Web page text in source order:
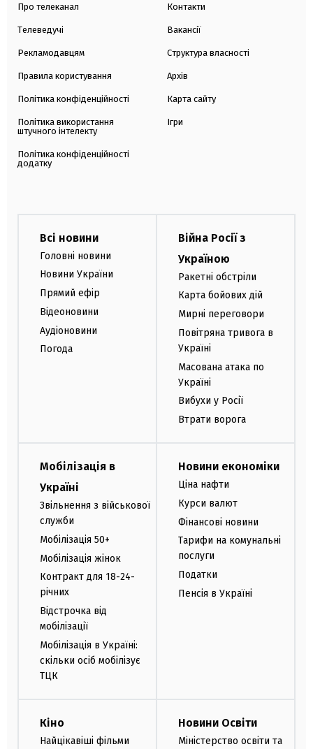
Про телеканал
Телеведучі
Рекламодавцям
Правила користування
Політика конфіденційності
Політика використання
штучного інтелекту
Політика конфіденційності
додатку
Контакти
Вакансії
Структура власності
Архів
Карта сайту
Ігри
Всі новини
Головні новини
Новини України
Прямий ефір
Відеоновини
Аудіоновини
Погода
Війна Росії з
Україною
Ракетні обстріли
Карта бойових дій
Мирні переговори
Повітряна тривога в
Україні
Масована атака по
Україні
Вибухи у Росії
Втрати ворога
Мобілізація в
Україні
Звільнення з військової
служби
Мобілізація 50+
Мобілізація жінок
Контракт для 18-24-
річних
Відстрочка від
мобілізації
Мобілізація в Україні:
скільки осіб мобілізує
ТЦК
Новини економіки
Ціна нафти
Курси валют
Фінансові новини
Тарифи на комунальні
послуги
Податки
Пенсія в Україні
Кіно
Найцікавіші фільми
Новини Освіти
Міністерство освіти та